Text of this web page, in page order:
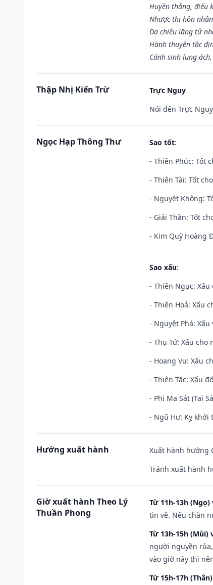
Huyền thằng, điếu
Nhược thị hôn
Dạ chiêu lãng tử
Hành thuyền tắc
Cánh sinh lung
Thập Nhị Kiến Trừ
Trực Nguy
Nói đến Trực
Ngọc Hạp Thông Thư Sao tốt:
- Thiên Phúc: Tốt
- Thiên Tài: Tốt
- Nguyệt Không:
- Giải Thần: Tốt
- Kim Quỹ Hoàng
Sao xấu:
- Thiên Ngục: Xấu
- Thiên Hoả: Xấu
- Nguyệt Phá:
- Thụ Tử: Xấu cho
- Hoang Vu: Xấu
- Thiên Tặc: Xấu
- Phi Ma Sát (Tai
- Ngũ Hư: Kỵ khởi
Hướng xuất hành
Xuất hành hướng
Tránh xuất hành
Giờ xuất hành Theo Lý
Thuần Phong
Từ 11h-13h
tin về. Nếu chăn
Từ 13h-15h (Mùi)
người nguyền
vào giờ này thì
Từ 15h-17h